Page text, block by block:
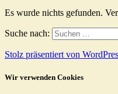
Es wurde nichts gefunden.
Suche nach:
Stolz präsentiert von
Wir verwenden Cookies